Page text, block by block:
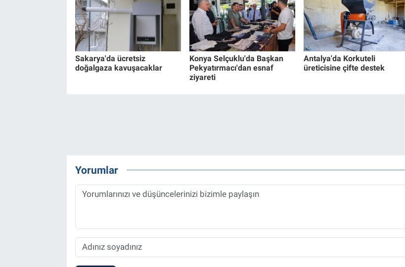
Sakarya'da ücretsiz
doğalgaza kavuşacaklar
Konya Selçuklu'da Başkan
Pekyatırmacı'dan esnaf
ziyareti
Antalya'da Korkuteli
üreticisine çifte destek
Yorumlar